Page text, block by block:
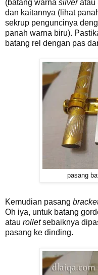
(batang warna silveratau
dan kaitannya (lihat
sekrup penguncinya
panah warna biru).
batang rel dengan pas
pasang
Kemudian pasang
Oh iya, untuk batang
atau rolletsebaiknya
pasang ke dinding.